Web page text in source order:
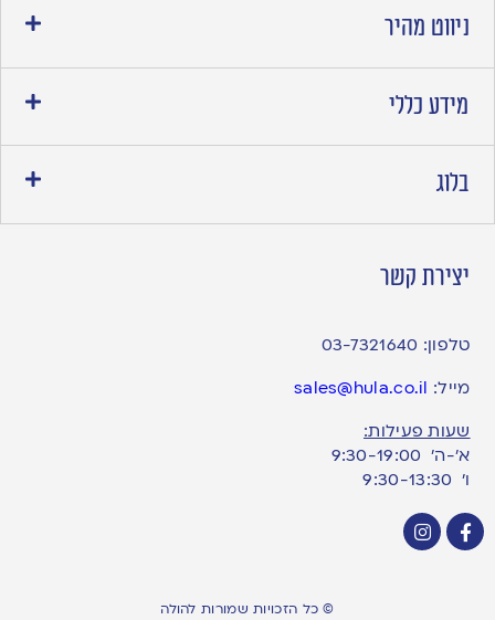
ניווט מהיר
מידע כללי
בלוג
יצירת קשר
טלפון: 03-7321640
מייל: sales@hula.co.il
שעות פעילות:
א’-ה’ 9:30-19:00
ו׳ 9:30-13:30
© כל הזכויות שמורות להולה